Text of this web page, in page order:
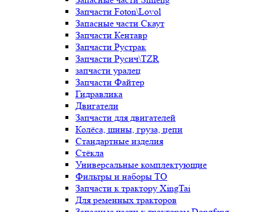
Запчасти Foton\Lovol
Запасные части Скаут
Запчасти Кентавр
Запчасти Рустрак
Запчасти Русич\TZR
запчасти уралец
Запчасти Файтер
Гидравлика
Двигатели
Запчасти для двигателей
Колёса, шины, груза, цепи
Стандартные изделия
Стёкла
Универсальные комплектующие
Фильтры и наборы ТО
Запчасти к трактору XingTai
Для ременных тракторов